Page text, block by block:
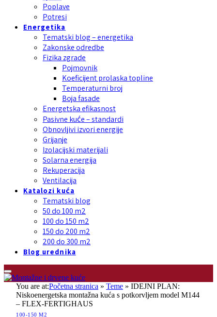
Poplave
Potresi
Energetika
Tematski blog – energetika
Zakonske odredbe
Fizika zgrade
Pojmovnik
Koeficijent prolaska topline
Temperaturni broj
Boja fasade
Energetska efikasnost
Pasivne kuće – standardi
Obnovljivi izvori energije
Grijanje
Izolacijski materijali
Solarna energija
Rekuperacija
Ventilacija
Katalozi kuća
Tematski blog
50 do 100 m2
100 do 150 m2
150 do 200 m2
200 do 300 m2
Blog urednika
You are at:Početna stranica » Teme » IDEJNI PLAN:
Niskoenergetska montažna kuća s potkorvljem model M144
– FLEX-FERTIGHAUS
100-150 M2